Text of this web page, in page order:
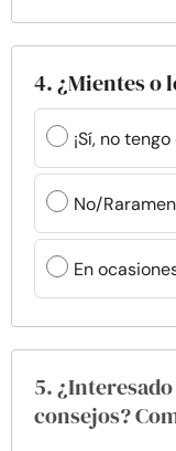
4. ¿Mientes o
¡Sí, no
No/
En
5.
consejos?